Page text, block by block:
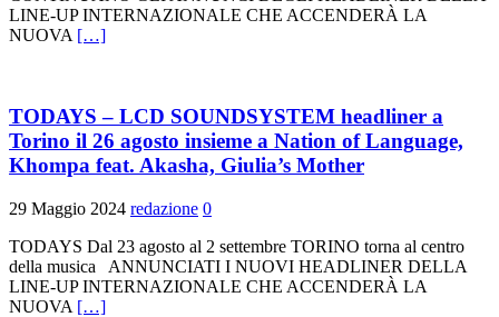
LINE-UP INTERNAZIONALE CHE ACCENDERÀ LA
NUOVA […]
TODAYS – LCD SOUNDSYSTEM headliner a
Torino il 26 agosto insieme a Nation of Language,
Khompa feat. Akasha, Giulia’s Mother
29 Maggio 2024 redazione 0
TODAYS Dal 23 agosto al 2 settembre TORINO torna al centro
della musica ANNUNCIATI I NUOVI HEADLINER DELLA
LINE-UP INTERNAZIONALE CHE ACCENDERÀ LA
NUOVA […]